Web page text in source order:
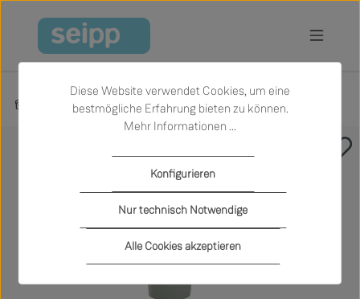
Zum Hauptinhalt springen
Produkte Accessoires Körbe und Taschen
Diese Website verwendet Cookies, um eine
bestmögliche Erfahrung bieten zu können.
Mehr Informationen ...
Nur technisch Notwendige
Konfigurieren
Alle Cookies akzeptieren